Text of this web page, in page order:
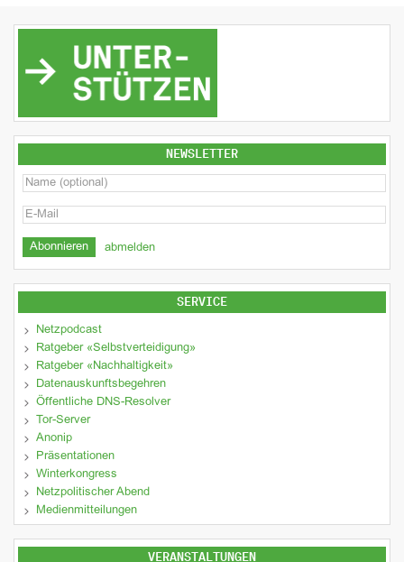
NEWSLETTER
abmelden
SERVICE
Netzpodcast
Ratgeber «Selbstverteidigung»
Ratgeber «Nachhaltigkeit»
Datenauskunftsbegehren
Öffentliche DNS-Resolver
Tor-Server
Anonip
Präsentationen
Winterkongress
Netzpolitischer Abend
Medienmitteilungen
VERANSTALTUNGEN